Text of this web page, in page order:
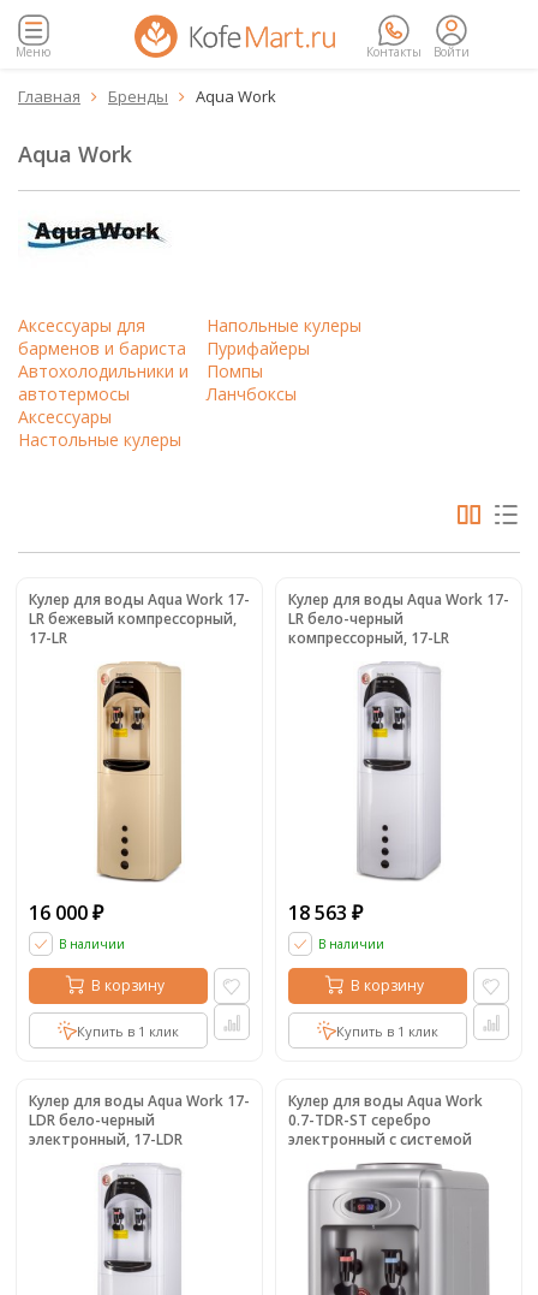
Меню Контакты Войти
Главная  Бренды  Aqua Work
Aqua Work
Аксессуары для
барменов и бариста
Автохолодильники и
автотермосы
Аксессуары
Настольные кулеры
Напольные кулеры
Пурифайеры
Помпы
Ланчбоксы
Кулер для воды Aqua Work 17-
LR бежевый компрессорный,
17-LR
16 000 ₽
В наличии
В корзину
Купить в 1 клик
Кулер для воды Aqua Work 17-
LR бело-черный
компрессорный, 17-LR
18 563 ₽
В наличии
В корзину
Купить в 1 клик
Кулер для воды Aqua Work 17-
LDR бело-черный
электронный, 17-LDR
Кулер для воды Aqua Work
0.7-TDR-ST серебро
электронный с системой
турбонагрева, 0.7-TDR-ST